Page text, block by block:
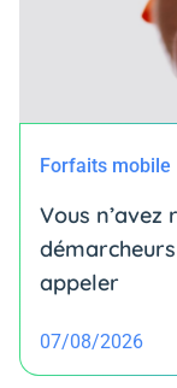
Forfaits mobile
Vous n’avez
appeler
07/08/2026